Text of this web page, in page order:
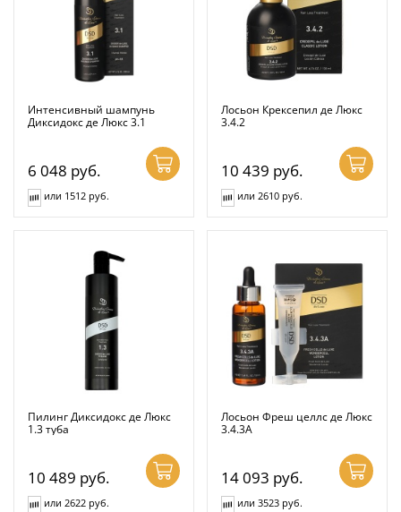
Интенсивный шампунь
Диксидокс де Люкс 3.1
6 048 руб.
или 1512 руб.
Лосьон Крексепил де Люкс
3.4.2
10 439 руб.
или 2610 руб.
Пилинг Диксидокс де Люкс
1.3 туба
10 489 руб.
или 2622 руб.
Лосьон Фреш целлс де Люкс
3.4.3А
14 093 руб.
или 3523 руб.